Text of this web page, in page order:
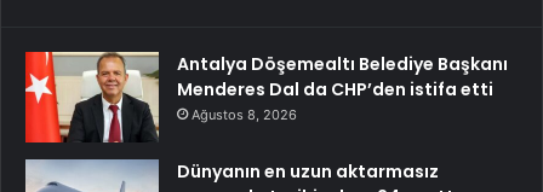
Antalya Döşemealtı Belediye Başkanı
Menderes Dal da CHP’den istifa etti
Ağustos 8, 2026
Dünyanın en uzun aktarmasız